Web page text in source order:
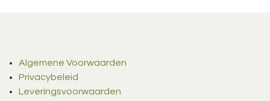
Algemene Voorwaarden
Privacybeleid
Leveringsvoorwaarden